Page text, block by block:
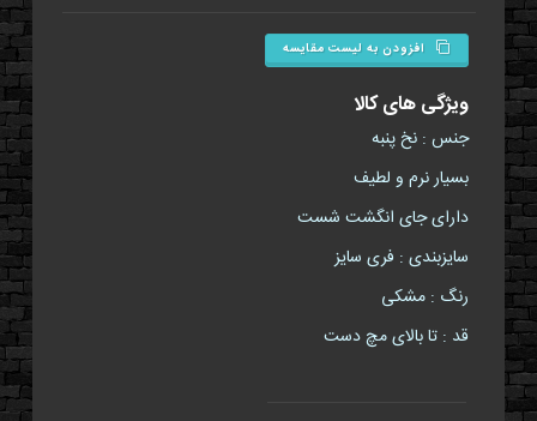
افزودن به لیست مقایسه
ویژگی های کالا
جنس : نخ پنبه
بسیار نرم و لطیف
دارای جای انگشت شست
سایزبندی : فری سایز
رنگ : مشکی
قد : تا بالای مچ دست